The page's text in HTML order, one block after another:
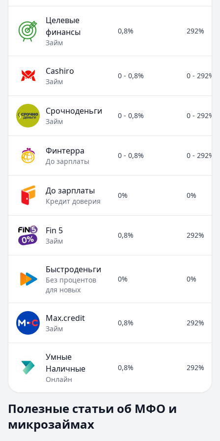
Целевые
финансы
Займ
0,8% 292%
Cashiro
Займ
0 - 0,8% 0 - 292%
Срочноденьги
Займ
0 - 0,8% 0 - 292%
Финтерра
До зарплаты
0 - 0,8% 0 - 292%
До зарплаты
Кредит доверия
0% 0%
Fin 5
Займ
0,8% 292%
Быстроденьги
Без процентов
для новых
0% 0%
Max.credit
Займ
0,8% 292%
Умные
Наличные
Онлайн
0,8% 292%
Раздел:МФО и микрозаймы. Всего статей: 8.
Займ под расписку
Нужны деньги срочно? Рассмотрите займ под
Полезные статьи об МФО и
микрозаймах